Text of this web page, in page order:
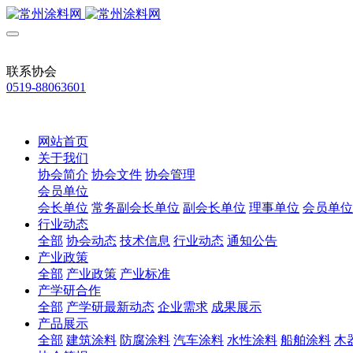
联系协会
0519-88063601
网站首页
关于我们
协会简介 协会文件 协会管理
会员单位
会长单位 常务副会长单位 副会长单位 理事单位 会员单位
行业动态
全部 协会动态 技术信息 行业动态 通知公告
产业政策
全部 产业政策 产业标准
产学研合作
全部 产学研最新动态 企业需求 成果展示
产品展示
全部 建筑涂料 防腐涂料 汽车涂料 水性涂料 船舶涂料 木